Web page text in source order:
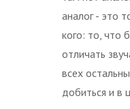
аналог - это
кого: то, что
отличать
всех
добиться и в